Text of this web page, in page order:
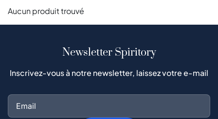
Aucun produit trouvé
Newsletter Spiritory
Inscrivez-vous à notre newsletter, laissez votre e-mail